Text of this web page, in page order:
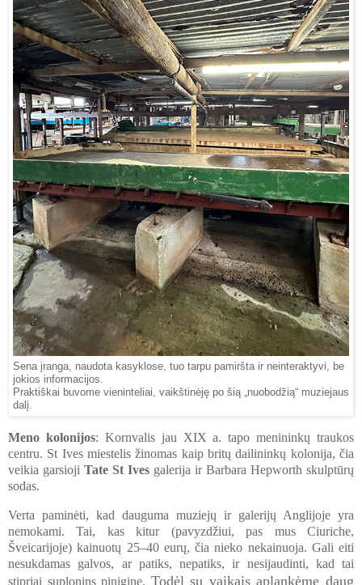
Sena įranga, naudota kasyklose, tuo tarpu pamiršta ir neinteraktyvi, be
jokios informacijos.
Praktiškai buvome vieninteliai, vaikštinėję po šią „nuobodžią“ muziejaus
dalį.
Meno kolonijos: Kornvalis jau XIX a. tapo menininkų traukos
centru. St Ives miestelis žinomas kaip britų dailininkų kolonija, čia
veikia garsioji Tate St Ives galerija ir Barbara Hepworth skulptūrų
sodas.
Verta paminėti, kad dauguma muziejų ir galerijų Anglijoje yra
nemokami. Tai, kas kitur (pavyzdžiui, pas mus Ciuriche,
Šveicarijoje) kainuotų 25–40 eurų, čia nieko nekainuoja. Gali eiti
nesukdamas galvos, ar patiks, nepatiks, ir nesijaudinti, kad tai
stipriai suplonins piniginę. Todėl su vaikais aplankėme daug